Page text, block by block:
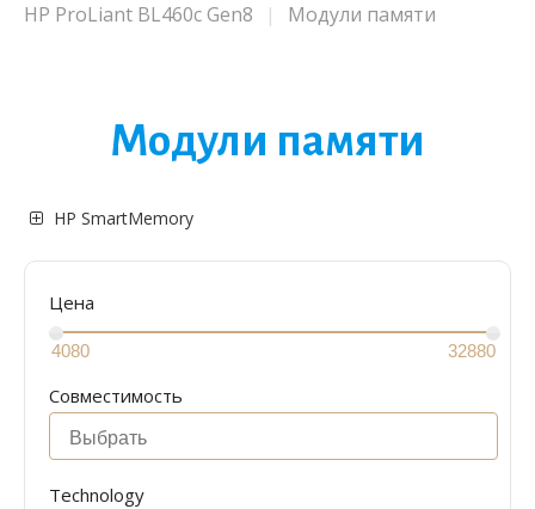
HP ProLiant BL460c Gen8
Модули памяти
Модули памяти
HP SmartMemory
Цена
Совместимость
Technology